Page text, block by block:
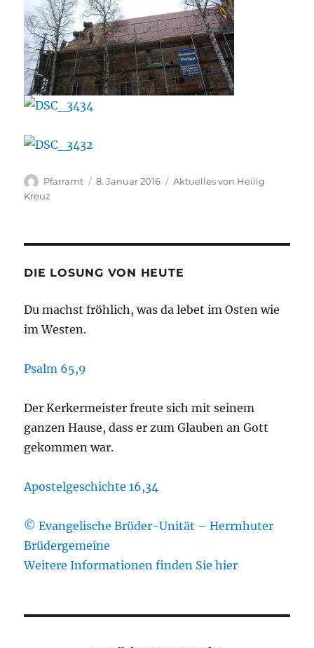
Autor
Pfarramt
Veröffentlicht
8. Januar 2016 Kategorien
Aktuelles von Heilig
Kreuz
DIE LOSUNG VON HEUTE
Du machst fröhlich, was da lebet im Osten wie
im Westen.
Psalm 65,9
Der Kerkermeister freute sich mit seinem
ganzen Hause, dass er zum Glauben an Gott
gekommen war.
Apostelgeschichte 16,34
© Evangelische Brüder-Unität – Herrnhuter
Brüdergemeine
Weitere Informationen finden Sie hier